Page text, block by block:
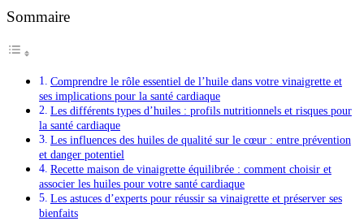
Sommaire
Comprendre le rôle essentiel de l’huile dans votre vinaigrette et
ses implications pour la santé cardiaque
Les différents types d’huiles : profils nutritionnels et risques pour
la santé cardiaque
Les influences des huiles de qualité sur le cœur : entre prévention
et danger potentiel
Recette maison de vinaigrette équilibrée : comment choisir et
associer les huiles pour votre santé cardiaque
Les astuces d’experts pour réussir sa vinaigrette et préserver ses
bienfaits